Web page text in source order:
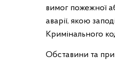
вимог пожежної
аварії, якою
Кримінального
Обставини та